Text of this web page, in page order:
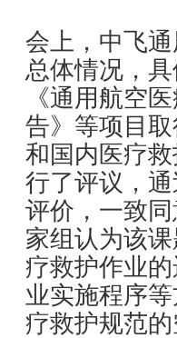
会上，中飞
总体情况，
《通用航空
告》等项目
和国内医疗
行了评议，
评价，一致
家组认为该
疗救护作业
业实施程序
疗救护规范